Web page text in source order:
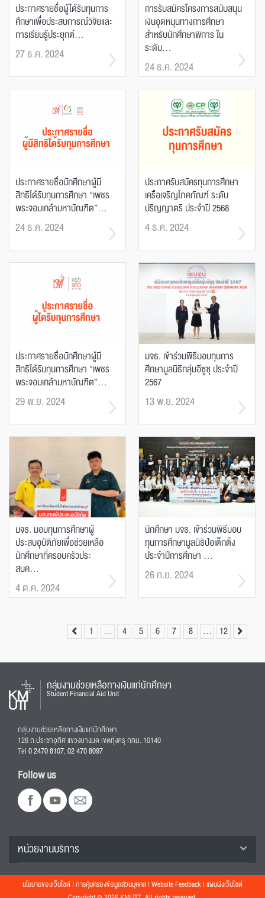
ประกาศรายชื่อผู้ได้รับทุนการ
ศึกษาเพื่อประสบการณ์วิจัยและ
การเรียนรู้ประยุกต์...
27 ธ.ค. 2024
การรับสมัครโครงการสนับสนุน
เงินอุดหนุนทางการศึกษา
สำหรับนักศึกษาพิการ ใน
ระดับ...
24 ธ.ค. 2024
ประกาศรายชื่อนักศึกษาผู้มี
สิทธิได้รับทุนการศึกษา “เพชร
พระจอมเกล้ามหาบัณฑิต”...
24 ธ.ค. 2024
ประกาศรับสมัครทุนการศึกษา
เครือเจริญโภคภัณฑ์ ระดับ
ปริญญาตรี ประจำปี 2568
4 ธ.ค. 2024
ประกาศรายชื่อนักศึกษาผู้มี
สิทธิได้รับทุนการศึกษา “เพชร
พระจอมเกล้ามหาบัณฑิต”...
29 พ.ย. 2024
มจธ. เข้าร่วมพิธีมอบทุนการ
ศึกษามูลนิธิกลุ่มอีซูซุ ประจำปี
2567
13 พ.ย. 2024
มจธ. มอบทุนการศึกษาผู้
ประสบอุบัติภัยเพื่อช่วยเหลือ
นักศึกษาที่ครอบครัวประ
สบค...
4 ต.ค. 2024
นักศึกษา มจธ. เข้าร่วมพิธีมอบ
ทุนการศึกษามูลนิธิป่อเต็กติ๊ง
ประจำปีการศึกษา ...
26 ก.ย. 2024
1 … 4 5 6 7 8 … 12
กลุ่มงานช่วยเหลือทางเงินแก่นักศึกษา
Student Financial Aid Unit
กลุ่มงานช่วยเหลือทางเงินแก่นักศึกษา
126 ถ.ประชาอุทิศ แขวงบางมด เขตทุ่งครุ กทม. 10140
Tel0 2470 8107,02 470 8097
Follow us
หน่วยงานบริการ
นโยบายของเว็บไซต์ | การคุ้มครองข้อมูลส่วนบุคคล | Website Feedback | แผนผังเว็บไซต์